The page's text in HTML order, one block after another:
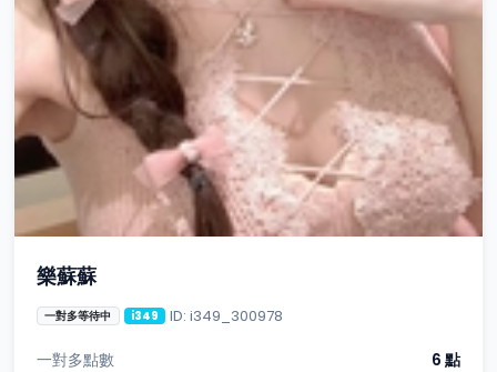
樂蘇蘇
一對多等待中 i349 ID: i349_300978
一對多點數
6 點